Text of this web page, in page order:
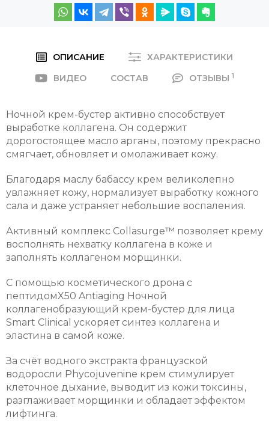
ОПИСАНИЕ
ХАРАКТЕРИСТИКИ
ВИДЕО
СОСТАВ ОТЗЫВЫ 1
Ночной крем-бустер активно способствует
выработке коллагена. Он содержит
дорогостоящее масло арганы, поэтому прекрасно
смягчает, обновляет и омолаживает кожу.
Благодаря маслу бабассу крем великолепно
увлажняет кожу, нормализует выработку кожного
сала и даже устраняет небольшие воспаления.
Активный комплекс Collasurge™ позволяет крему
восполнять нехватку коллагена в коже и
заполнять коллагеном морщинки.
С помощью косметического дрона с
пептидомX50 Antiaging Ночной
коллагенобразующий крем-бустер для лица
Smart Clinical ускоряет синтез коллагена и
эластина в самой коже.
За счёт водного экстракта французской
водоросли Phycojuvenine крем стимулирует
клеточное дыхание, выводит из кожи токсины,
разглаживает морщинки и обладает эффектом
лифтинга.